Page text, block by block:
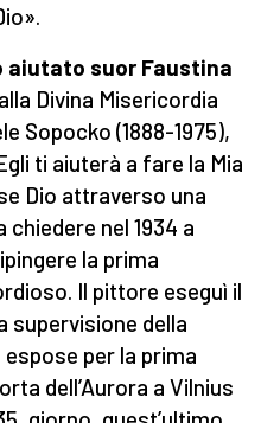
aiutato suor Faustina
Divina Misericordia
Sopocko (1888-1975),
ti aiuterà a fare la Mia
Dio attraverso una
nel 1934 a
la prima
Il pittore eseguì il
supervisione della
per la prima
dell’Aurora a Vilnius